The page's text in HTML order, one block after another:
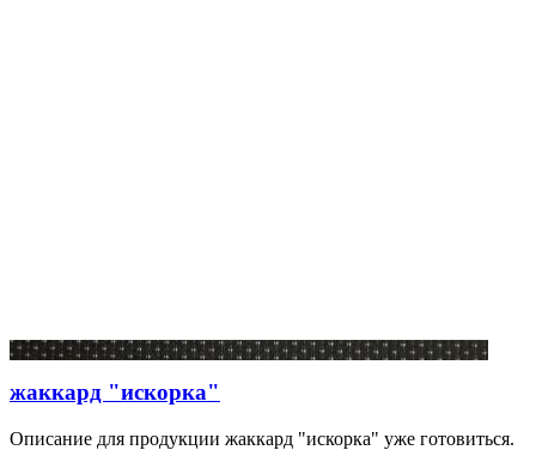
жаккард "искорка"
Описание для продукции жаккард "искорка" уже готовиться.